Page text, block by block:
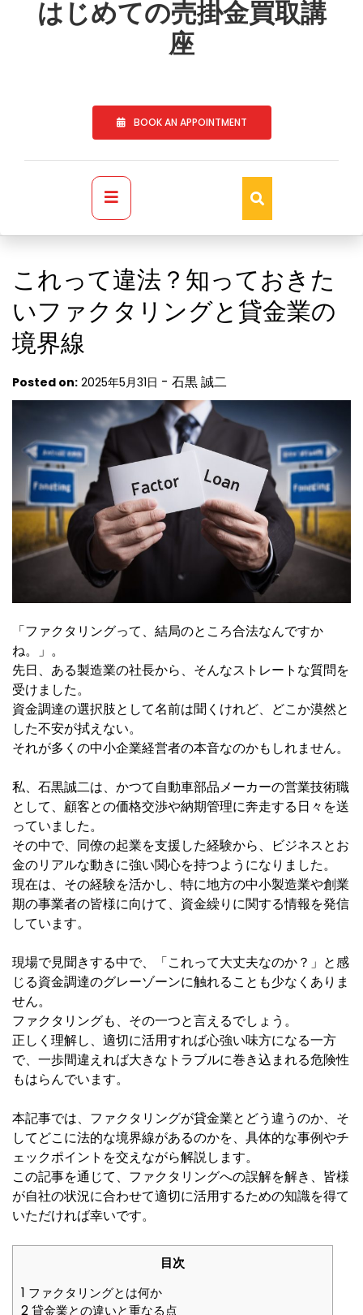
contentはじめての売掛金買取講
座
BOOK AN APPOINTMENT
Primary
Menu
これって違法？知っておきた
いファクタリングと貸金業の
境界線
Posted on: 2025年5月31日 - 石黒 誠二
「ファクタリングって、結局のところ合法なんですか
ね。」。
先日、ある製造業の社長から、そんなストレートな質問を
受けました。
資金調達の選択肢として名前は聞くけれど、どこか漠然と
した不安が拭えない。
それが多くの中小企業経営者の本音なのかもしれません。
私、石黒誠二は、かつて自動車部品メーカーの営業技術職
として、顧客との価格交渉や納期管理に奔走する日々を送
っていました。
その中で、同僚の起業を支援した経験から、ビジネスとお
金のリアルな動きに強い関心を持つようになりました。
現在は、その経験を活かし、特に地方の中小製造業や創業
期の事業者の皆様に向けて、資金繰りに関する情報を発信
しています。
現場で見聞きする中で、「これって大丈夫なのか？」と感
じる資金調達のグレーゾーンに触れることも少なくありま
せん。
ファクタリングも、その一つと言えるでしょう。
正しく理解し、適切に活用すれば心強い味方になる一方
で、一歩間違えれば大きなトラブルに巻き込まれる危険性
もはらんでいます。
本記事では、ファクタリングが貸金業とどう違うのか、そ
してどこに法的な境界線があるのかを、具体的な事例やチ
ェックポイントを交えながら解説します。
この記事を通じて、ファクタリングへの誤解を解き、皆様
が自社の状況に合わせて適切に活用するための知識を得て
いただければ幸いです。
目次
1 ファクタリングとは何か
2貸金業との違いと重なる点